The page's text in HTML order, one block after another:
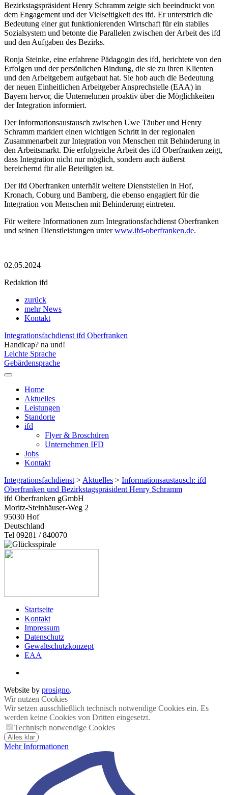
Bezirkstagspräsident Henry Schramm zeigte sich beeindruckt von
dem Engagement und der Vielseitigkeit des ifd. Er unterstrich die
Bedeutung einer gut funktionierenden Wirtschaft für ein stabiles
Sozialsystem und betonte die Parallelen zwischen der Arbeit des ifd
und den Aufgaben des Bezirks.
Ronja Steinke, eine erfahrene Pädagogin des ifd, berichtete von den
Erfolgen und der persönlichen Bindung, die sie zu ihren Klienten
und den Arbeitgebern aufgebaut hat. Sie hob auch die Bedeutung
der neuen Einheitlichen Arbeitgeber Ansprechstelle (EAA) in
Bayern hervor, die Unternehmen proaktiv über die Möglichkeiten
der Integration informiert.
Der Informationsaustausch zwischen Uwe Täuber und Henry
Schramm markiert einen wichtigen Schritt in der regionalen
Zusammenarbeit zur Integration von Menschen mit Behinderung in
den Arbeitsmarkt. Die erfolgreiche Arbeit des ifd Oberfranken zeigt,
dass Integration nicht nur möglich, sondern auch äußerst
bereichernd für alle Beteiligten ist.
Der ifd Oberfranken unterhält weitere Dienststellen in Hof,
Kronach, Coburg und Bamberg, die ebenso engagiert für die
Integration von Menschen mit Behinderung eintreten.
Für weitere Informationen zum Integrationsfachdienst Oberfranken
und seinen Dienstleistungen unterwww.ifd-oberfranken.de.
02.05.2024
Redaktion ifd
zurück
mehr News
Kontakt
Integrationsfachdienst ifd Oberfranken
Handicap? na und!
Leichte Sprache
Gebärdensprache
Home
Aktuelles
Leistungen
Standorte
ifd
Flyer & Broschüren
Unternehmen IFD
Jobs
Kontakt
Integrationsfachdienst > Aktuelles > Informationsaustausch: ifd
Oberfranken und Bezirkstagspräsident Henry Schramm
ifd Oberfranken gGmbH
Moritz-Steinhäuser-Weg 2
95030 Hof
Deutschland
Tel 09281 / 840070
Startseite
Kontakt
Impressum
Datenschutz
Gewaltschutzkonzept
EAA
Website by prosigno.
Wir nutzen Cookies
Wir setzen ausschließlich technisch notwendige Cookies ein. Es
werden keine Cookies von Dritten eingesetzt.
Technisch notwendige Cookies
Alles klar
Mehr Informationen